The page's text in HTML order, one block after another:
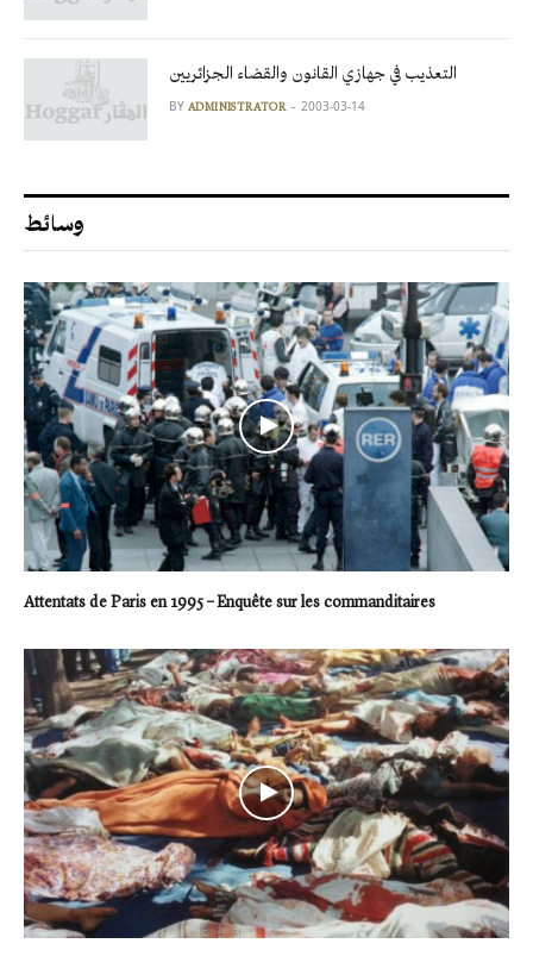
التعذيب في جهازي القانون والقضاء الجزائريين
BY ADMINISTRATOR 2003-03-14
وسائط
Attentats de Paris en 1995 – Enquête sur les commanditaires